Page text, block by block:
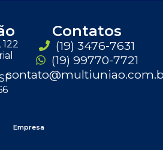
Contatos
(19) 3476-7631
(19) 99770-7721
Empresa